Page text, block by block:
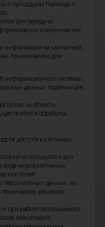
и процедурах перехода к
для передачи
электрических
информации на магнитной,
применяемые для
информационных системах
данных, подлежащая
на объекты
обработка
доступа к системам
используются для
виде информативных
полей;
данных, их
технических решениях
при работе программного
межсетевого